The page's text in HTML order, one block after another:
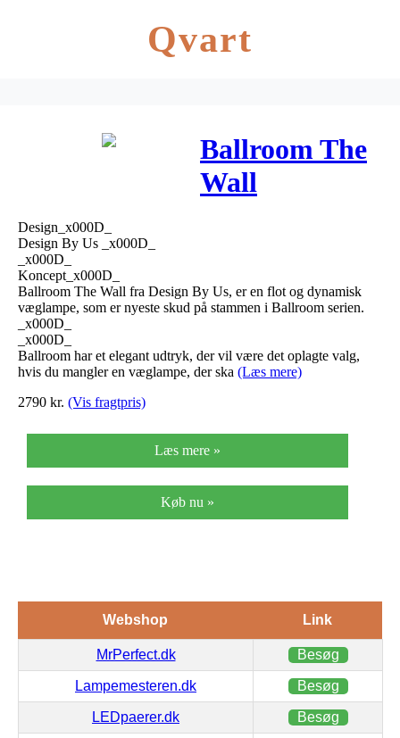
Qvart
Ballroom The
Wall
Design By Us
Design_x000D_
Design By Us _x000D_
_x000D_
Koncept_x000D_
Ballroom The Wall fra Design By Us, er en flot og dynamisk
væglampe, som er nyeste skud på stammen i Ballroom serien.
_x000D_
_x000D_
Ballroom har et elegant udtryk, der vil være det oplagte valg,
hvis du mangler en væglampe, der ska (Læs mere)
2790 kr. (Vis fragtpris)
Læs mere »
Køb nu »
Webshop Link
MrPerfect.dk Besøg
Lampemesteren.dk Besøg
LEDpaerer.dk Besøg